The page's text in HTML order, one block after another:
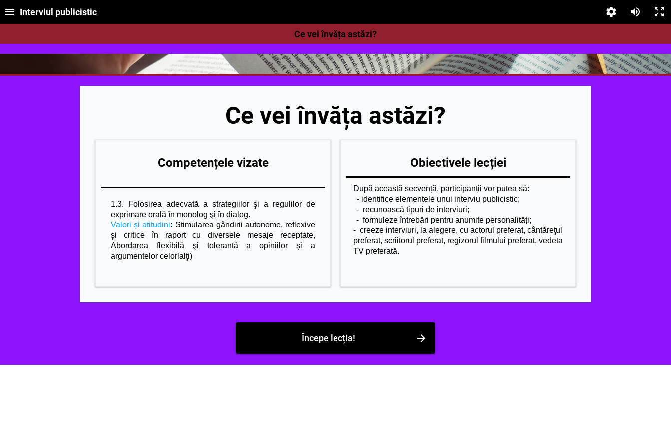
Interviul publicistic
Ce vei învăța astăzi?
Ce vei învăța astăzi?
Competențele vizate
1.3. Folosirea adecvată a strategiilor şi a regulilor de
exprimare orală în monolog şi în dialog.
Valori și atitudini: Stimularea gândirii autonome, reflexive
şi critice în raport cu diversele mesaje receptate,
Abordarea flexibilă şi tolerantă a opiniilor şi a
argumentelor celorlalţi)
Obiectivele lecției
După această secvență, participanții vor putea să:
- identifice elementele unui interviu publicistic;
- recunoască tipuri de interviuri;
- formuleze întrebări pentru anumite personalități;
- creeze interviuri, la alegere, cu actorul preferat, cântăreţul
preferat, scriitorul preferat, regizorul filmului preferat, vedeta
TV preferată.
Începe lecția!